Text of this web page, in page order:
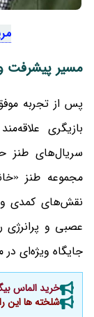
مسیر پیشرفت
پس از تجربه
بازیگری
سریال‌های طنز
مجموعه طنز
نقش‌های کمدی
عصبی و
جایگاه ویژه‌ای
خرید الماس
شلخته ها این